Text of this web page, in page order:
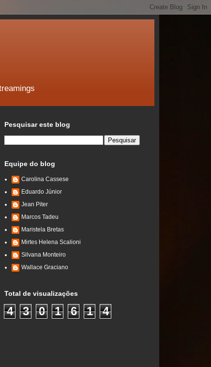
Pesquisar este blog
Equipe do blog
Carolina Cassese
Eduardo Júnior
Jean Piter
Marcos Tadeu
Maristela Bretas
Mirtes Helena Scalioni
Silvana Monteiro
Wallace Graciano
Total de visualizações
4 3 0 1 6 1 4